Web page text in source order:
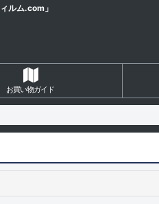
ルム.com」
お買い物ガイド